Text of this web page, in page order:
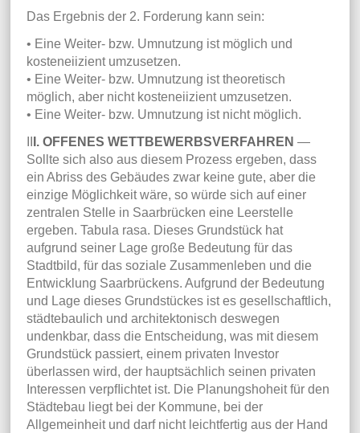
Das Ergebnis der 2. Forderung kann sein:
• Eine Weiter- bzw. Umnutzung ist möglich und
kosteneiizient umzusetzen.
• Eine Weiter- bzw. Umnutzung ist theoretisch
möglich, aber nicht kosteneiizient umzusetzen.
• Eine Weiter- bzw. Umnutzung ist nicht möglich.
I. OFFENES WETTBEWERBSVERFAHREN —
Sollte sich also aus diesem Prozess ergeben, dass
ein Abriss des Gebäudes zwar keine gute, aber die
einzige Möglichkeit wäre, so würde sich auf einer
zentralen Stelle in Saarbrücken eine Leerstelle
ergeben. Tabula rasa. Dieses Grundstück hat
aufgrund seiner Lage große Bedeutung für das
Stadtbild, für das soziale Zusammenleben und die
Entwicklung Saarbrückens. Aufgrund der Bedeutung
und Lage dieses Grundstückes ist es gesellschaftlich,
städtebaulich und architektonisch deswegen
undenkbar, dass die Entscheidung, was mit diesem
Grundstück passiert, einem privaten Investor
überlassen wird, der hauptsächlich seinen privaten
Interessen verpﬂichtet ist. Die Planungshoheit für den
Städtebau liegt bei der Kommune, bei der
Allgemeinheit und darf nicht leichtfertig aus der Hand